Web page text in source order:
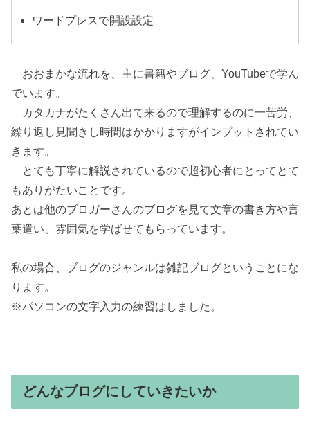
ワードプレスで開設設定
おおまかな流れを、主に書籍やブログ、YouTubeで学ん
でいます。
カタカナがたくさん出て来るので理解するのに一苦労、
繰り返し見聞きし時間はかかりますがインプットされてい
きます。
とても丁寧に解説されているので超初心者にとってとて
もありがたいことです。
あとは他のブロガーさんのブログを見て文章の書き方や言
葉遣い、雰囲気を学ばせてもらっています。
私の場合、ブログのジャンルは雑記ブログということにな
ります。
※パソコンの文字入力の練習はしました。
どんなブログにしていきたいか